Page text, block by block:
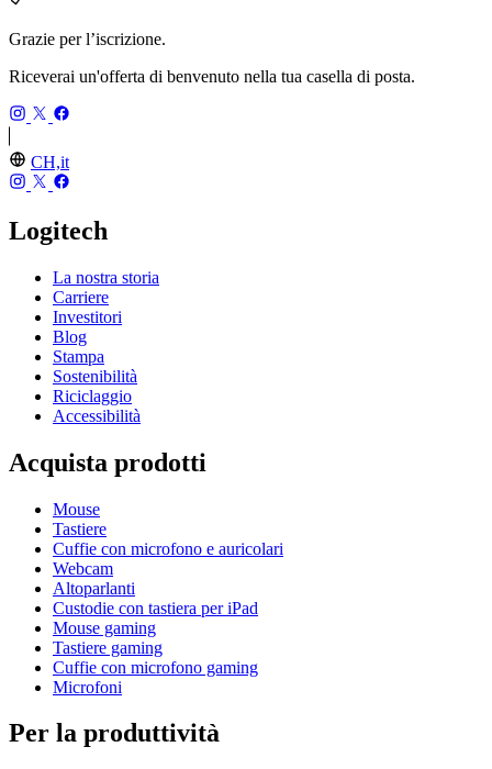
Grazie per l’iscrizione.
Riceverai un'offerta di benvenuto nella tua casella di posta.
CH,it
Logitech
La nostra storia
Carriere
Investitori
Blog
Stampa
Sostenibilità
Riciclaggio
Accessibilità
Acquista prodotti
Mouse
Tastiere
Cuffie con microfono e auricolari
Webcam
Altoparlanti
Custodie con tastiera per iPad
Mouse gaming
Tastiere gaming
Cuffie con microfono gaming
Microfoni
Per la produttività